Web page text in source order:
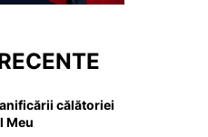
călătoriei
Meu